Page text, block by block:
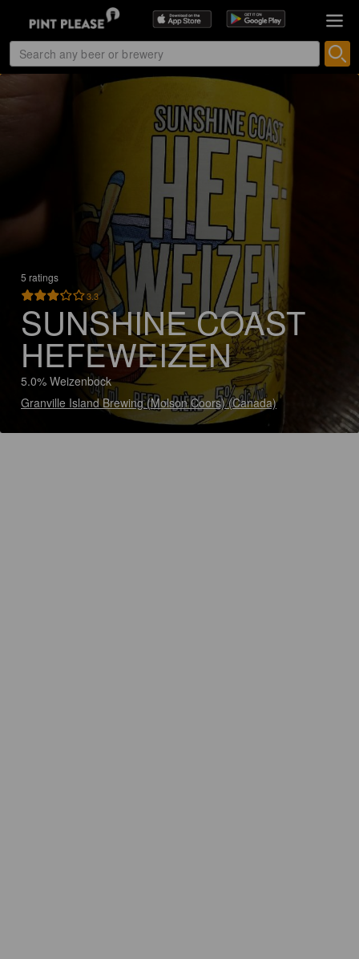
5 ratings
3.3
SUNSHINE COAST
HEFEWEIZEN
5.0% Weizenbock
Granville Island Brewing (Molson Coors) (Canada)